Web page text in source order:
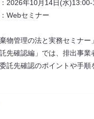
2026年10月14日(水
Webセミナー
棄物管理の法と実務セミナ
託先確認編」では、排出事
託先確認のポイントや手順